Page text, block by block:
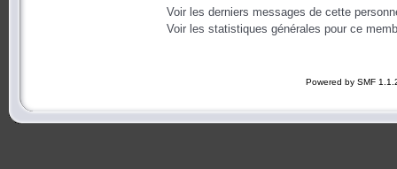
Voir les derniers messages de cette
Voir les statistiques générales pour ce
Powered by SMF